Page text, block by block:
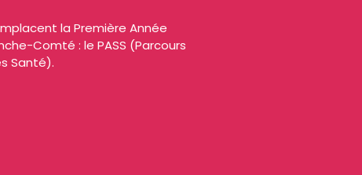
la Première Année
Comté : le PASS (Parcours
Santé).